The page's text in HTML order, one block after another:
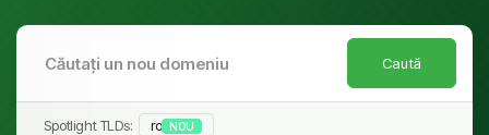
Caută
Spotlight TLDs: ro NOU